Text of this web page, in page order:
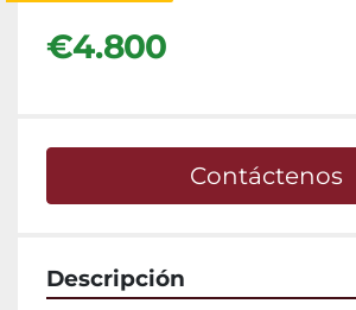
€4.800
Contáctenos
Descripción